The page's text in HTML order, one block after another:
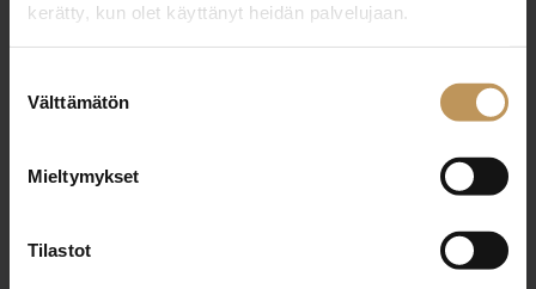
kerätty, kun olet käyttänyt heidän palvelujaan.
valinta
Välttämätön
Mieltymykset
Tilastot
Finlands Fastighetsmäklare rf